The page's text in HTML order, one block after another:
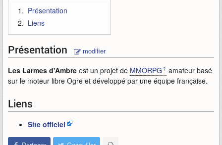
Présentation
Liens
Présentation modifier
Les Larmes d'Ambre est un projet de MMORPG
amateur basé
sur le moteur libre Ogre et développé par une équipe française.
Liens
Site officiel